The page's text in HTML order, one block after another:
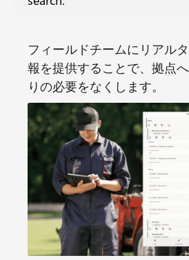
フィールドチームにリアル
報を提供することで、拠点
りの必要をなくします。